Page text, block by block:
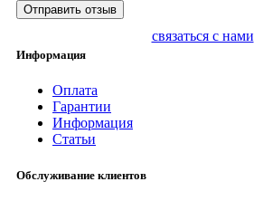
Отправить отзыв
связаться с нами
Информация
Оплата
Гарантии
Информация
Статьи
Обслуживание клиентов